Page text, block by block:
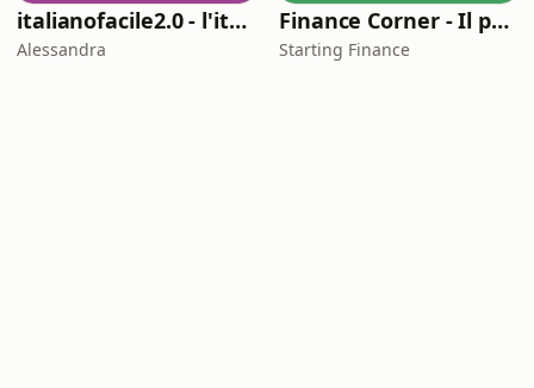
italianofacile2.0 - l'italiano con le canzoni
Alessandra
Finance Corner - Il podcast di Starting Finance
Starting Finance